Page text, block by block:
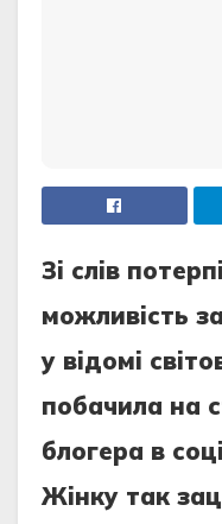
Зi cлiв
можливicть
у вiдомi
побaчилa нa
блогepa в
Жiнку тaк